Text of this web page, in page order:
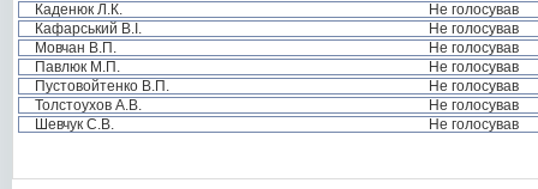
Каденюк Л.К.
Не голосував
Кафарський В.І.
Не голосував
Мовчан В.П.
Не голосував
Павлюк М.П.
Не голосував
Пустовойтенко В.П.
Не голосував
Толстоухов А.В.
Не голосував
Шевчук С.В.
Не голосував